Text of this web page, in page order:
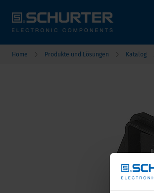
Home Produkte und Lösungen Katalog